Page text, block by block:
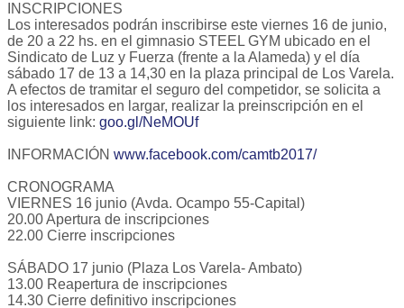
INSCRIPCIONES
Los interesados podrán inscribirse este viernes 16 de junio,
de 20 a 22 hs. en el gimnasio STEEL GYM ubicado en el
Sindicato de Luz y Fuerza (frente a la Alameda) y el día
sábado 17 de 13 a 14,30 en la plaza principal de Los Varela.
A efectos de tramitar el seguro del competidor, se solicita a
los interesados en largar, realizar la preinscripción en el
siguiente link: goo.gl/NeMOUf
INFORMACIÓN www.facebook.com/camtb2017/
CRONOGRAMA
VIERNES 16 junio (Avda. Ocampo 55-Capital)
20.00 Apertura de inscripciones
22.00 Cierre inscripciones
SÁBADO 17 junio (Plaza Los Varela- Ambato)
13.00 Reapertura de inscripciones
14.30 Cierre definitivo inscripciones